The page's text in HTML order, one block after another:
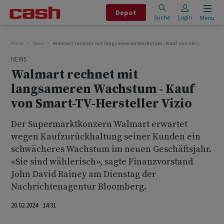
Depot
Suche Login Menu
Home News Walmart rechnet mit langsameren Wachstum - Kauf von Smart-TV-
NEWS
Walmart rechnet mit
langsameren Wachstum - Kauf
von Smart-TV-Hersteller Vizio
Der Supermarktkonzern Walmart erwartet
wegen Kaufzurückhaltung seiner Kunden ein
schwächeres Wachstum im neuen Geschäftsjahr.
«Sie sind wählerisch», sagte Finanzvorstand
John David Rainey am Dienstag der
Nachrichtenagentur Bloomberg.
20.02.2024 14:31